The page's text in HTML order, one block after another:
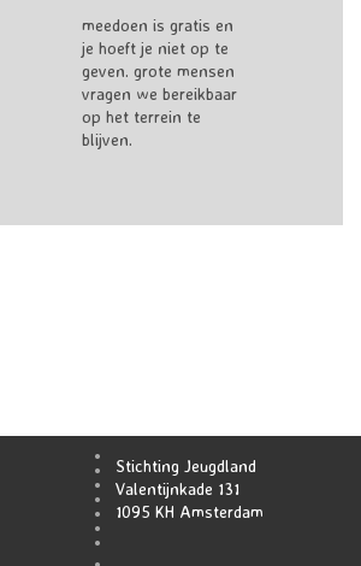
meedoen is gratis en
je hoeft je niet op te
geven. grote mensen
vragen we bereikbaar
op het terrein te
blijven.
Stichting Jeugdland
Valentijnkade 131
1095 KH Amsterdam